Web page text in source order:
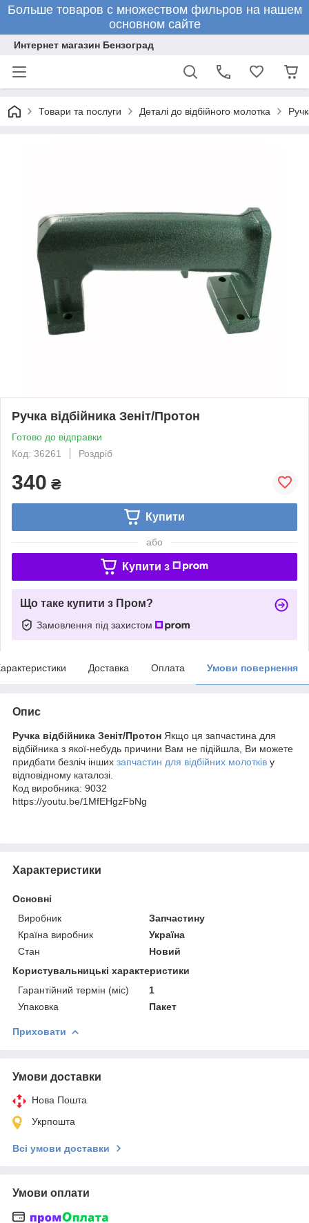
Больше товаров с множеством фильров на нашем
основном сайте
Интернет магазин Бензоград
Товари та послуги Деталі до відбійного молотка
Ручка відбійника Зеніт/Протон
Готово до відправки
Код: 36261
Роздріб
340 ₴
Купити
або
Купити з
Що таке купити з Пром?
Замовлення під захистом
Доставка Оплата Умови повернення
Опис
Ручка відбійника Зеніт/Протон Якщо ця запчастина для
відбійника з якої-небудь причини Вам не підійшла, Ви можете
придбати безліч інших запчастин для відбійних молотків у
відповідному каталозі.
Код виробника: 9032
https://youtu.be/1MfEHgzFbNg
Характеристики
Основні
Виробник
Запчастину
Країна виробник
Україна
Стан
Новий
Користувальницькі характеристики
Гарантійний термін (міс)
1
Упаковка
Пакет
Приховати
Умови доставки
Нова Пошта
Укрпошта
Всі умови доставки
Умови оплати